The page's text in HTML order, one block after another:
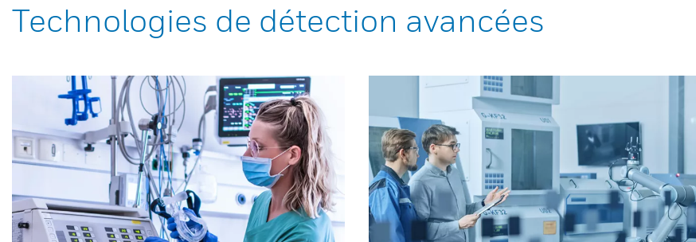
Technologies de détection avancées